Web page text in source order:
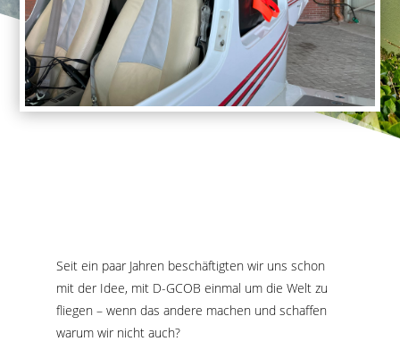
Seit ein paar Jahren beschäftigten wir uns schon
mit der Idee, mit D-GCOB einmal um die Welt zu
fliegen – wenn das andere machen und schaffen
warum wir nicht auch?